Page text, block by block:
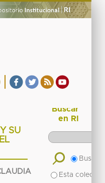
SU
Buscar
en RI
Buscar
Esta